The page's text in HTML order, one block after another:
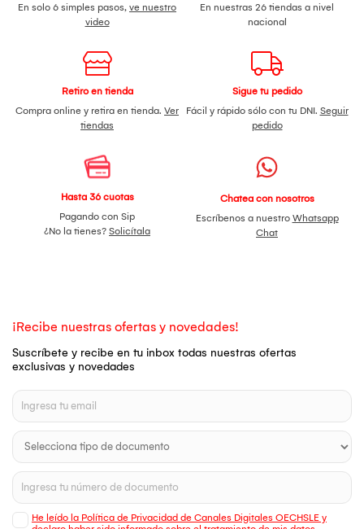
En solo 6 simples pasos, ve nuestro
video
En nuestras 26 tiendas a nivel
nacional
Retiro en tienda
Compra online y retira en tienda. Ver
tiendas
Sigue tu pedido
Fácil y rápido sólo con tu DNI. Seguir
pedido
Hasta 36 cuotas
Pagando con Sip
¿No la tienes? Solicítala
Chatea con nosotros
Escríbenos a nuestro Whatsapp
Chat
¡Recibe nuestras ofertas y novedades!
Suscríbete y recibe en tu inbox todas nuestras ofertas
exclusivas y novedades
He leído la Política de Privacidad de Canales Digitales OECHSLE y